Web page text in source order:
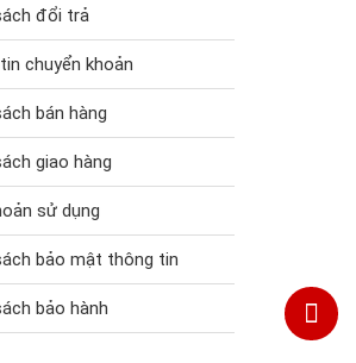
đổi trả
chuyển khoản
bán hàng
giao hàng
sử dụng
bảo mật thông tin
bảo hành